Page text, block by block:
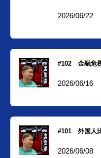
2026/06/22
#102 金融危
2026/06/16
#101 外国人
2026/06/08